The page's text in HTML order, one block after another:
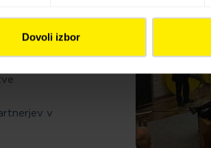
Dovoli izbor
in
v